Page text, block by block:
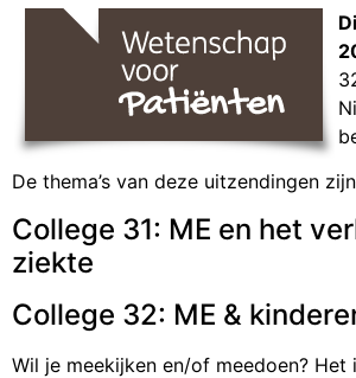
De thema’s van deze uitzendingen
College 31: ME en het
ziekte
College 32: ME &
Wil je meekijken en/of meedoen? Het